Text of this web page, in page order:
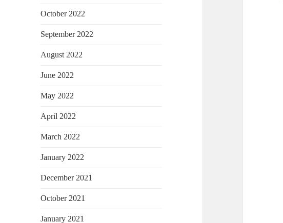
October 2022
September 2022
August 2022
June 2022
May 2022
April 2022
March 2022
January 2022
December 2021
October 2021
January 2021